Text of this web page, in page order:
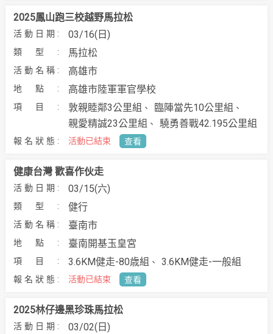
03/16(日)
馬拉松
高雄市
2025鳳山跑三校越野馬拉松
高雄市陸軍軍官學校
敦親睦鄰3公里組
臨陣當先10公里組
親愛精誠23公里組
驍勇善戰42.195公里組
活動已結束 查看
03/15(六)
健行
臺南市
健康台灣 歡喜作伙走
臺南開基玉皇宮
3.6KM健走-80歳組
3.6KM健走-一般組
活動已結束 查看
03/02(日)
2025林仔邊黑珍珠馬拉松